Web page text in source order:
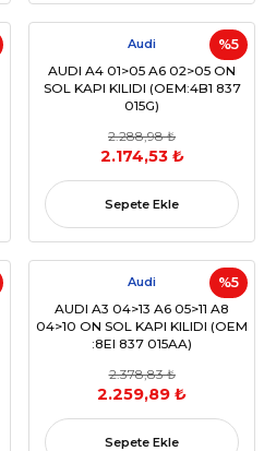
%5
Audi
AUDI A4 01>05 A6 02>05 ON
SOL KAPI KILIDI (OEM:4B1 837
015G)
2.288,98 ₺
2.174,53 ₺
Sepete Ekle
%5
Audi
AUDI A3 04>13 A6 05>11 A8
04>10 ON SOL KAPI KILIDI (OEM
:8EI 837 015AA)
2.378,83 ₺
2.259,89 ₺
Sepete Ekle